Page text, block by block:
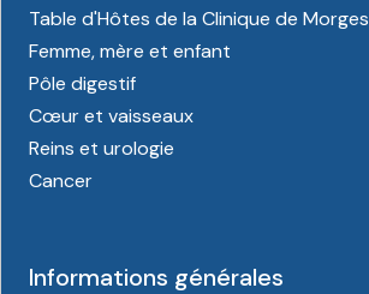
Table d'Hôtes de la Clinique de Morges
Femme, mère et enfant
Pôle digestif
Cœur et vaisseaux
Reins et urologie
Cancer
Informations générales